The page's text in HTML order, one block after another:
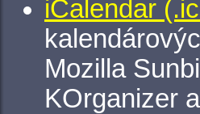
iCalendar
Mozilla
KOrganizer